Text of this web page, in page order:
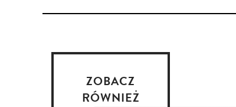
ZOBACZ
RÓWNIEŻ